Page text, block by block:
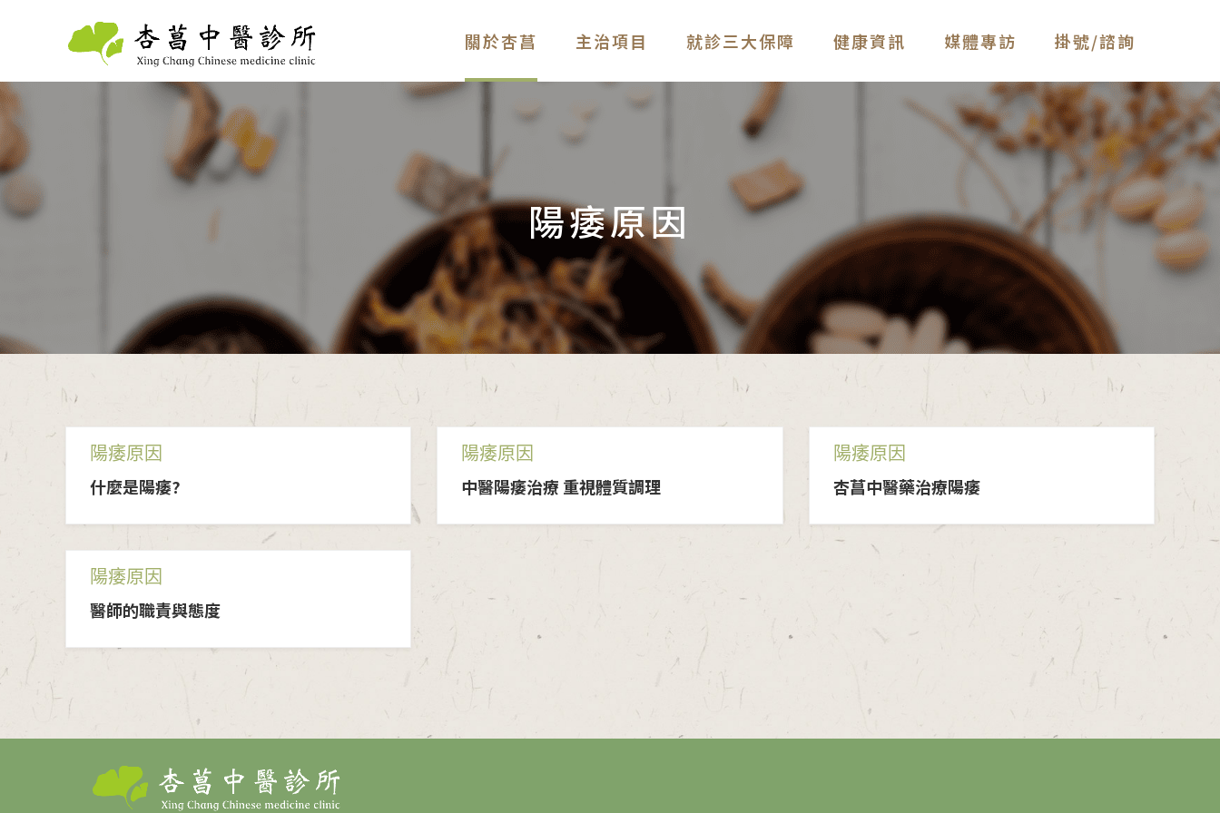
關於杏菖 主治項目 就診三大保障 健康資訊 媒體專訪 掛號/諮詢
陽痿原因
陽痿原因
什麼是陽痿?
陽痿原因
中醫陽痿治療 重視體質調理
陽痿原因
杏菖中醫藥治療陽痿
陽痿原因
醫師的職責與態度